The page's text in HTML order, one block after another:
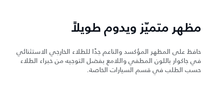
مظهر متميّز ويدوم طويلاً
حافظ على المظهر المؤكسد والناعم جدًا للطلاء الخارجي الاستثنائي
في جاكوار باللون المطفي واللامع بفضل التوجيه من خبراء الطلاء
حسب الطلب في قسم السيارات الخاصة.